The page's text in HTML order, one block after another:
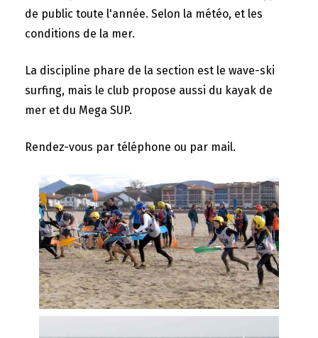
de public toute l'année. Selon la météo, et les
conditions de la mer.
La discipline phare de la section est le wave-ski
surfing, mais le club propose aussi du kayak de
mer et du Mega SUP.
Rendez-vous par téléphone ou par mail.